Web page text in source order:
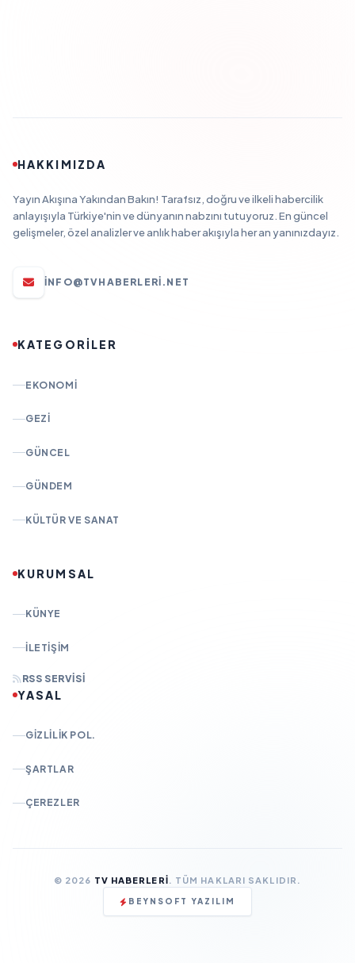
HAKKIMIZDA
Yayın Akışına Yakından Bakın! Tarafsız, doğru ve ilkeli habercilik
anlayışıyla Türkiye'nin ve dünyanın nabzını tutuyoruz. En güncel
gelişmeler, özel analizler ve anlık haber akışıyla her an yanınızdayız.
INFO@TVHABERLERI.NET
KATEGORİLER
EKONOMI
GEZI
GÜNCEL
GÜNDEM
KÜLTÜR VE SANAT
KURUMSAL
KÜNYE
İLETIŞIM
RSS SERVISI
YASAL
GIZLILIK POL.
ŞARTLAR
ÇEREZLER
© 2026 TV HABERLERI. TÜM HAKLARI SAKLIDIR.
BEYNSOFT YAZILIM